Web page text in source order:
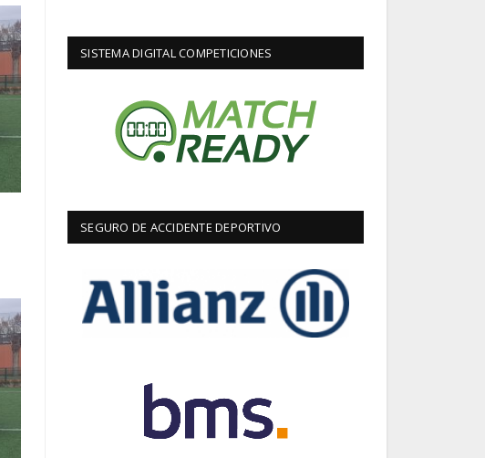
SISTEMA DIGITAL COMPETICIONES
SEGURO DE ACCIDENTE DEPORTIVO